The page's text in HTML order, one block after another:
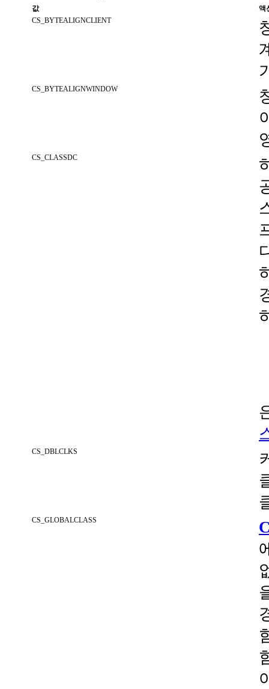
값
액
CS_BYTEALIGNCLIENT
CS_BYTEALIGNWINDOW
CS_CLASSDC
CS_DBLCLKS
CS_GLOBALCLASS